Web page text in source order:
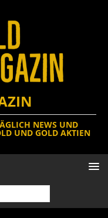
NEWS UND
UND GOLD AKTIEN